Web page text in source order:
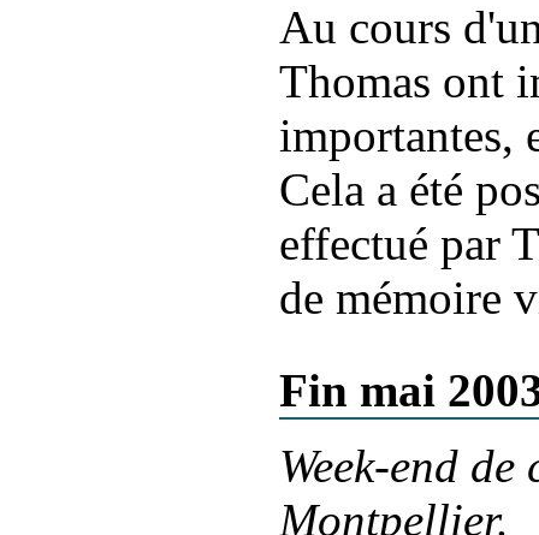
Au cours
Thomas ont
importantes,
Cela a été
effectué par
de mémoire
Fin mai
Week-end
Montpellier.